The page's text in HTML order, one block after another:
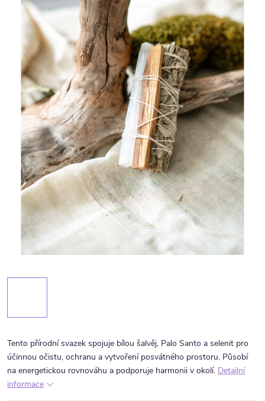
Tento přírodní svazek spojuje bílou šalvěj, Palo Santo a selenit pro
účinnou očistu, ochranu a vytvoření posvátného prostoru. Působí
na energetickou rovnováhu a podporuje harmonii v okolí. Detailní
informace